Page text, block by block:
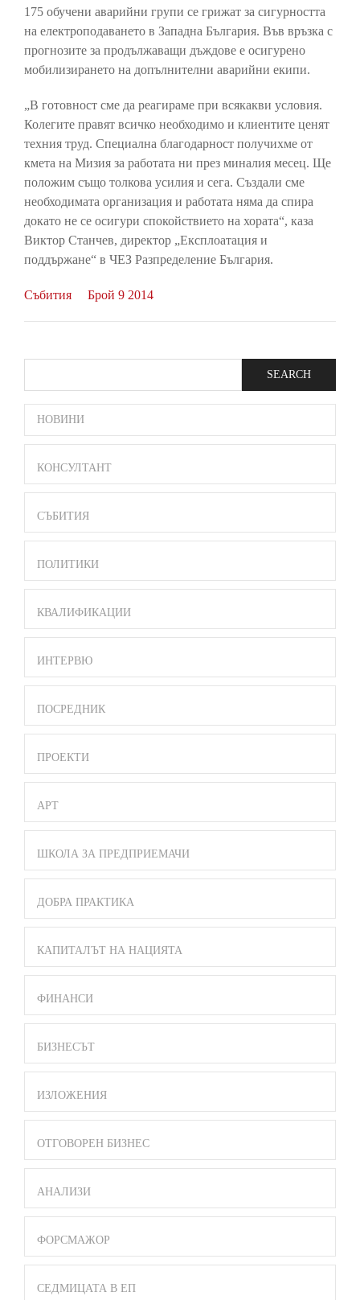
175 обучени аварийни групи се грижат за сигурността
на електроподаването в Западна България. Във връзка с
прогнозите за продължаващи дъждове е осигурено
мобилизирането на допълнителни аварийни екипи.
„В готовност сме да реагираме при всякакви условия.
Колегите правят всичко необходимо и клиентите ценят
техния труд. Специална благодарност получихме от
кмета на Мизия за работата ни през миналия месец. Ще
положим също толкова усилия и сега. Създали сме
необходимата организация и работата няма да спира
докато не се осигури спокойствието на хората“, каза
Виктор Станчев, директор „Експлоатация и
поддържане“ в ЧЕЗ Разпределение България.
Събития Брой 9 2014
SIDE
BAR
MENU
НОВИНИ
КОНСУЛТАНТ
СЪБИТИЯ
ПОЛИТИКИ
КВАЛИФИКАЦИИ
ИНТЕРВЮ
ПОСРЕДНИК
ПРОЕКТИ
АРТ
ШКОЛА ЗА ПРЕДПРИЕМАЧИ
ДОБРА ПРАКТИКА
КАПИТАЛЪТ НА НАЦИЯТА
ФИНАНСИ
БИЗНЕСЪТ
ИЗЛОЖЕНИЯ
ОТГОВОРЕН БИЗНЕС
АНАЛИЗИ
ФОРСМАЖОР
СЕДМИЦАТА В ЕП